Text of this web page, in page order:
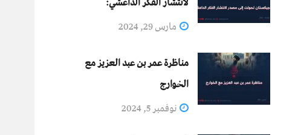
مارس 29, 2024
مناظرة عمر بن عبد العزيز مع
الخوارج
نوفمبر 5, 2024